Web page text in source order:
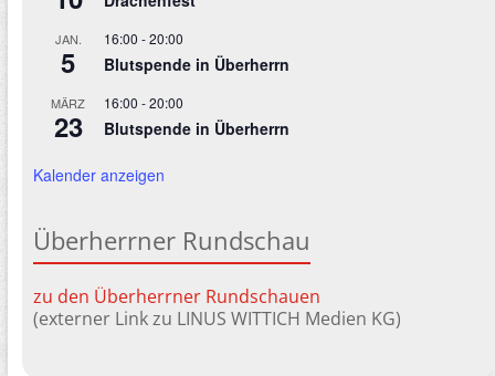
JAN.
5
16:00 -20:00
Blutspende in Überherrn
MÄRZ
23
16:00 -20:00
Blutspende in Überherrn
Kalender anzeigen
Überherrner Rundschau
zu den Überherrner Rundschauen
(externer Link zu LINUS WITTICH Medien KG)